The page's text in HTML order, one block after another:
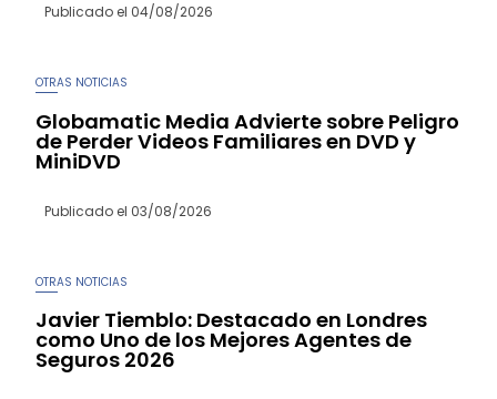
Publicado el 04/08/2026
OTRAS NOTICIAS
Globamatic Media Advierte sobre Peligro
de Perder Videos Familiares en DVD y
MiniDVD
Publicado el 03/08/2026
OTRAS NOTICIAS
Javier Tiemblo: Destacado en Londres
como Uno de los Mejores Agentes de
Seguros 2026